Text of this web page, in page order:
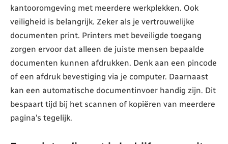
kantooromgeving met meerdere werkplekken. Ook
veiligheid is belangrijk. Zeker als je vertrouwelijke
documenten print. Printers met beveiligde toegang
zorgen ervoor dat alleen de juiste mensen bepaalde
documenten kunnen afdrukken. Denk aan een pincode
of een afdruk bevestiging via je computer. Daarnaast
kan een automatische documentinvoer handig zijn. Dit
bespaart tijd bij het scannen of kopiëren van meerdere
pagina’s tegelijk.